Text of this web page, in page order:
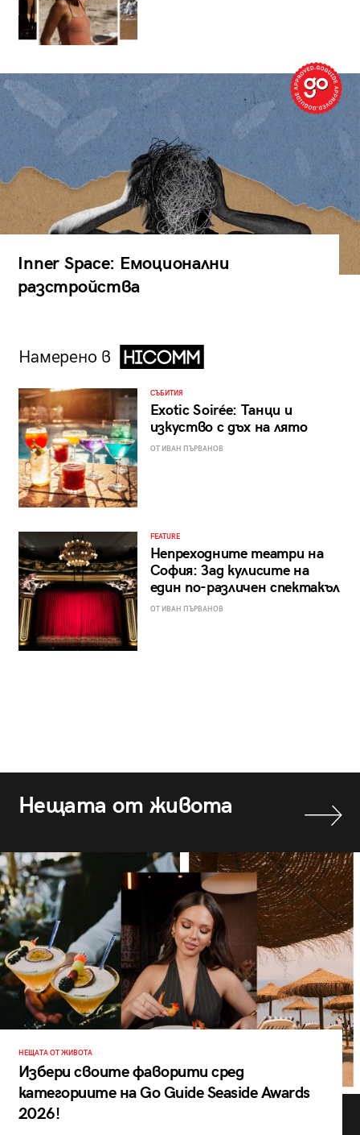
Inner Space: Емоционални
разстройства
Намерено в
СЪБИТИЯ
Exotic Soirée: Танци и
изкуство с дъх на лято
ОТ ИВАН ПЪРВАНОВ
FEATURE
Непреходните театри на
София: Зад кулисите на
един по-различен спектакъл
ОТ ИВАН ПЪРВАНОВ
Нещата от живота
НЕЩАТА ОТ ЖИВОТА
Избери своите фаворити сред
категориите на Go Guide Seaside Awards
2026!